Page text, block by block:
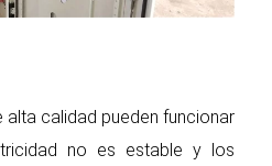
calidad pueden funcionar
no es estable y los